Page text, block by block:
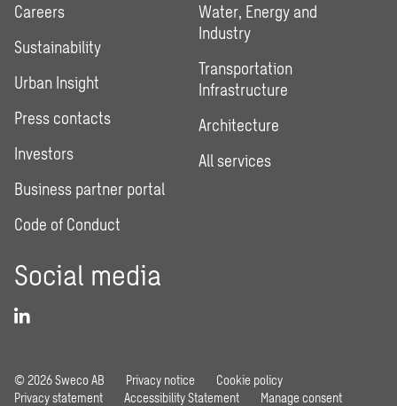
Careers
Sustainability
Urban Insight
Press contacts
Investors
Business partner portal
Code of Conduct
Water, Energy and
Industry
Transportation
Infrastructure
Architecture
All services
Social media
© 2026 Sweco AB Privacy notice
Cookie policy
Privacy statement
Accessibility Statement Manage consent